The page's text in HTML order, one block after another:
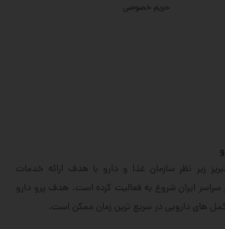
حریم خصوصی
زیر نظر سازمان غذا و دارو با هدف ارائه خدمات
سراسر ایران شروع به فعالیت کرده است. هدف پرو دارو
های دارویی در سریع ترین زمان ممکن است.